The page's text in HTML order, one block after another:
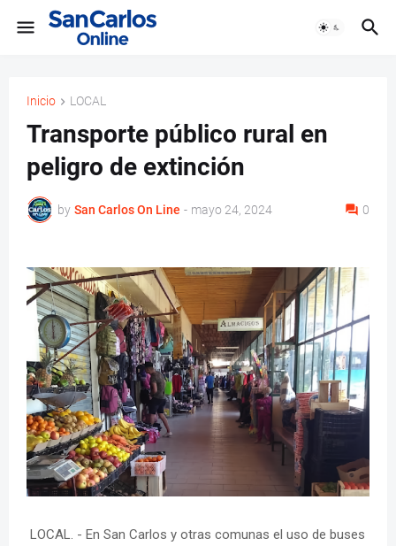
Inicio LOCAL
Transporte público rural en
peligro de extinción
by San Carlos On Line - mayo 24, 2024 0
LOCAL. - En San Carlos y otras comunas el uso de buses